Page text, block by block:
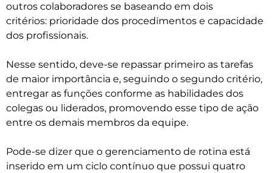
outros colaboradores se baseando em dois
critérios: prioridade dos procedimentos e capacidade
dos profissionais.
Nesse sentido, deve-se repassar primeiro as tarefas
de maior importância e, seguindo o segundo critério,
entregar as funções conforme as habilidades dos
colegas ou liderados, promovendo esse tipo de ação
entre os demais membros da equipe.
Pode-se dizer que o gerenciamento de rotina está
inserido em um ciclo contínuo que possui quatro